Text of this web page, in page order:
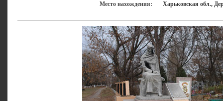
Место нахождения:
Харьковская обл.,